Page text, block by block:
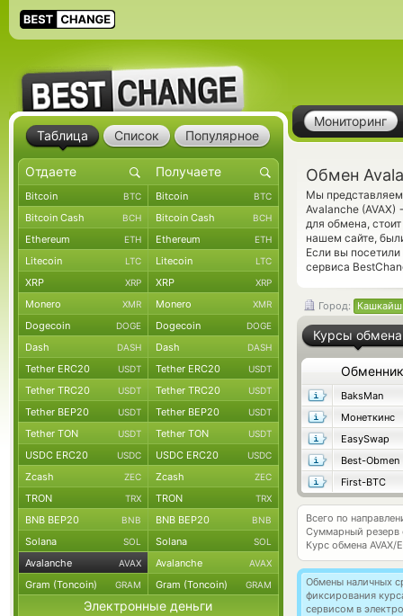
Мониторинг
Обмен
Мы
Avalanche (AVAX)
для обмена,
нашем сайте,
Если вы
сервиса
Город: Кашкайш
Курсы обмена
Обменник
BaksMan
Монеткинс
EasySwap
Best-Obmen
First-BTC
Всего по
Суммарный резерв
Курс обмена AVAX/
Обмены наличных
фиксирования
сервисом в
Таблица Список Популярное
Bitcoin BTC Bitcoin BTC
Bitcoin Cash BCH Bitcoin Cash BCH
Ethereum ETH Ethereum ETH
Litecoin LTC Litecoin LTC
XRP XRP XRP XRP
Monero XMR Monero XMR
Dogecoin DOGE Dogecoin DOGE
Dash DASH Dash DASH
Tether ERC20 USDT Tether ERC20 USDT
Tether TRC20 USDT Tether TRC20 USDT
Tether BEP20 USDT Tether BEP20 USDT
Tether TON USDT Tether TON USDT
USDC ERC20 USDC USDC ERC20 USDC
Zcash ZEC Zcash ZEC
TRON TRX TRON TRX
BNB BEP20 BNB BNB BEP20 BNB
Solana SOL Solana SOL
Avalanche AVAX Avalanche AVAX
Gram (Toncoin) GRAM Gram (Toncoin) GRAM
Электронные деньги